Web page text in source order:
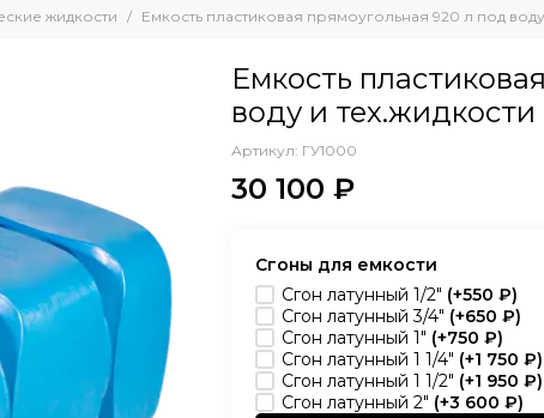
жидкости Емкость пластиковая прямоугольная 920 л под
Емкость
воду и тех.жидкости
Артикул: ГУ1000
30 100 ₽
Сгоны для емкости
Сгон латунный 1/2" (+550 ₽)
Сгон латунный 3/4" (+650 ₽)
Сгон латунный 1" (+750 ₽)
Сгон латунный 1 1/4" (+1 750 ₽)
Сгон латунный 1 1/2" (+1 950 ₽)
Сгон латунный 2" (+3 600 ₽)